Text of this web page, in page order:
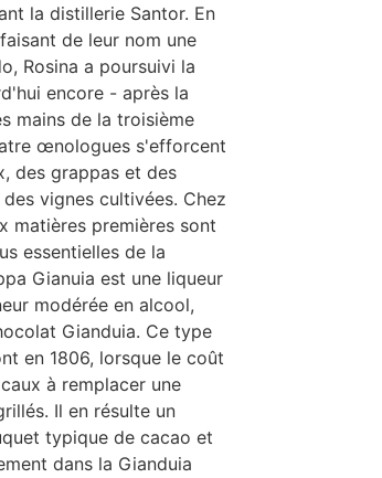
la distillerie Santor. En
de leur nom une
Rosina a poursuivi la
encore - après la
mains de la troisième
œnologues s'efforcent
des grappas et des
vignes cultivées. Chez
matières premières sont
essentielles de la
Gianuia est une liqueur
modérée en alcool,
Gianduia. Ce type
en 1806, lorsque le coût
à remplacer une
Il en résulte un
typique de cacao et
dans la Gianduia